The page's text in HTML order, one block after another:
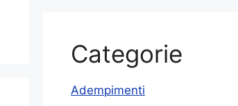
Categorie
Adempimenti